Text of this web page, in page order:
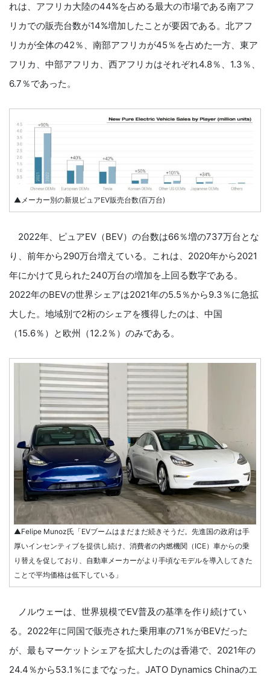
れは、アフリカ大陸の44%を占める最大の市場である南アフ
リカでの販売台数が14%増加したことが要因である。北アフ
リカが全体の42％、南部アフリカが45％を占めた一方、東ア
フリカ、中部アフリカ、西アフリカはそれぞれ4.8％、1.3％、
6.7％であった。
▲メーカー別の新規ピュアEV販売台数(百万台)
2022年、ピュアEV（BEV）の台数は66％増の737万台とな
り、前年から290万台増えている。これは、2020年から2021
年にかけて見られた240万台の増加を上回る数字である。
2022年のBEVの世界シェアは2021年の5.5％から9.3％に急拡
大した。地域別で2桁のシェアを獲得したのは、中国
（15.6％）と欧州（12.2％）のみである。
▲Felipe Munoz氏「EVブームはまだまだ続きそうだ。先進国の政府は手
厚いインセンティブを提供し続け、消費者の内燃機関（ICE）車からの乗
り替えを促しており、自動車メーカーがより手頃なモデルを導入してきた
ことで平均価格は低下している」
ノルウェーは、世界規模でEV普及の基準を作り続けてい
る。2022年に同国で販売された乗用車の71％がBEVだった
が、最もマーケットシェアを拡大したのは香港で、2021年の
24.4％から53.1％にまでなった。JATO Dynamics Chinaのエ